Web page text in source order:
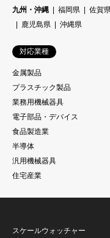
九州・沖縄
福岡県 佐賀県
鹿児島県
沖縄県
対応業種
金属製品
プラスチック製品
業務用機械器具
電子部品・デバイス
食品製造業
半導体
汎用機械器具
住宅産業
スケールウォッチャー